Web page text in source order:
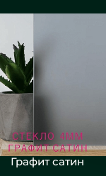
Графит сатин